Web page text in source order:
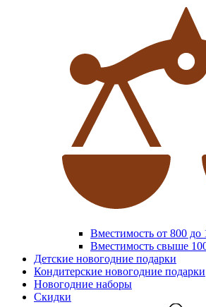
Вместимость от 800 до
Вместимость свыше
Детские новогодние подарки
Кондитерские новогодние подарки
Новогодние наборы
Скидки